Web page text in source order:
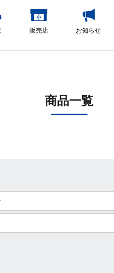
販売店 お知らせ
商品一覧